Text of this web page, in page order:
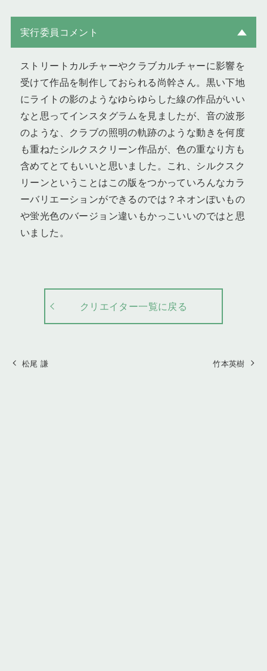
実行委員コメント
ストリートカルチャーやクラブカルチャーに影響を
受けて作品を制作しておられる尚幹さん。黒い下地
にライトの影のようなゆらゆらした線の作品がいい
なと思ってインスタグラムを見ましたが、音の波形
のような、クラブの照明の軌跡のような動きを何度
も重ねたシルクスクリーン作品が、色の重なり方も
含めてとてもいいと思いました。これ、シルクスク
リーンということはこの版をつかっていろんなカラ
ーバリエーションができるのでは？ネオンぽいもの
や蛍光色のバージョン違いもかっこいいのではと思
いました。
クリエイター一覧に戻る
松尾 謙 竹本英樹